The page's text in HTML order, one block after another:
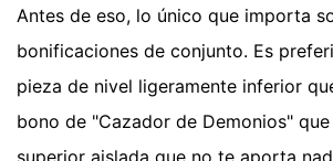
Antes de eso, lo único que importa
bonificaciones de conjunto. Es
pieza de nivel ligeramente inferior
bono de "Cazador de Demonios"